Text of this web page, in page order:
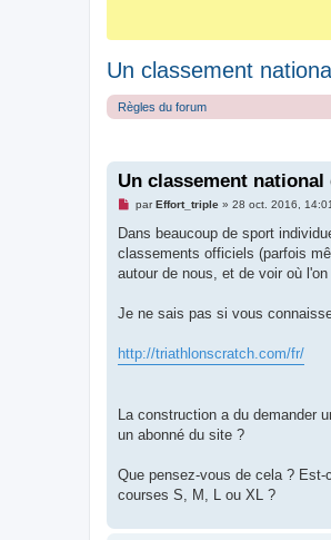
Un classement
Règles du forum
Un classement
M
s
a
g
o
u
parEffort_triple» 28 oct. 2016, 14:01
Dans beaucoup de sport
classements officiels (parfois
autour de nous, et de voir où
Je ne sais pas si vous
http://triathlonscratch.com/fr/
La construction a du demander
un abonné du site ?
Que pensez-vous de cela ?
courses S, M, L ou XL ?